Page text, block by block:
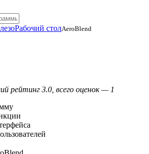
Рабочий столAeroBlend
рейтинг 3.0, всего оценок — 1